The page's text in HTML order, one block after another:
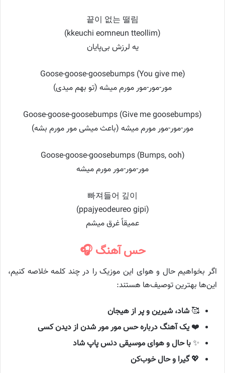
끝이 없는 떨림
(kkeuchi eomneun tteollim)
یه لرزش بی‌پایان
Goose-goose-goosebumps (You give me)
مور-مور-مور مورم میشه (تو بهم میدی)
Goose-goose-goosebumps (Give me goosebumps)
مور-مور-مور مورم میشه (باعث میشی مور مورم بشه)
Goose-goose-goosebumps (Bumps, ooh)
مور-مور-مور مورم میشه
빠져들어 깊이
(ppajyeodeureo gipi)
عمیقاً غرق میشم
حس آهنگ 🎧
اگر بخواهیم حال و هوای این موزیک را در چند کلمه خلاصه کنیم،
این‌ها بهترین توصیف‌ها هستند:
🥰 شاد، شیرین و پر از هیجان
❤️ یک آهنگ درباره حس مور مور شدن از دیدن کسی
✨با حال و هوای موسیقی دنس پاپ شاد
💖گیرا و حال خوب‌کن